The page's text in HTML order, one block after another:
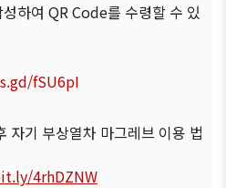
하여 QR Code를 수령할 수 있
fSU6pI
자기 부상열차 마그레브 이용 법
4rhDZNW